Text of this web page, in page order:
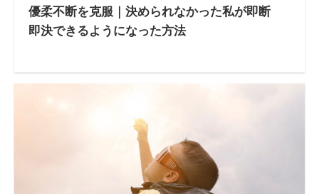
優柔不断を克服｜決められなかった私が即断
即決できるようになった方法